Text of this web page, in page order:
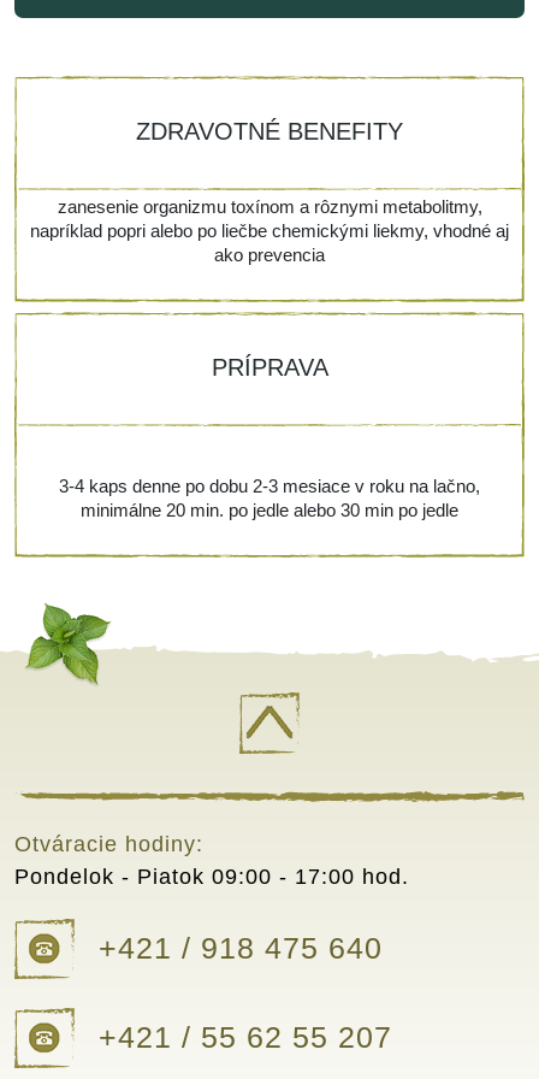
ZDRAVOTNÉ BENEFITY
zanesenie organizmu toxínom a rôznymi metabolitmy,
napríklad popri alebo po liečbe chemickými liekmy, vhodné aj
ako prevencia
PRÍPRAVA
3-4 kaps denne po dobu 2-3 mesiace v roku na lačno,
minimálne 20 min. po jedle alebo 30 min po jedle
+421 / 918 475 640
+421 / 55 62 55 207
Otváracie hodiny:
Pondelok - Piatok 09:00 - 17:00 hod.